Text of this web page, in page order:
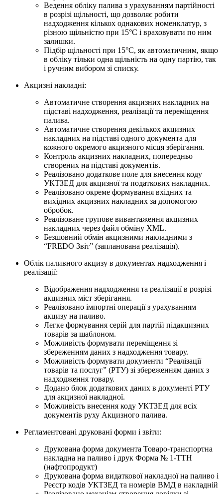
Ведення обліку палива з урахуванням партійності
в розрізі щільності, що дозволяє робити
надходження кількох однакових номенклатур, з
різною щільністю при 15°С і враховувати по ним
залишки.
Підбір щільності при 15°С, як автоматичним, якщо
в обліку тільки одна щільність на одну партію, так
і ручним вибором зі списку.
Акцизні накладні:
Автоматичне створення акцизних накладних на
підставі надходження, реалізації та переміщення
палива.
Автоматичне створення декількох акцизних
накладних на підставі одного документа для
кожного окремого акцизного місця зберігання.
Контроль акцизних накладних, попередньо
створених на підставі документів.
Реалізовано додаткове поле для внесення коду
УКТЗЕД для акцизної та податкових накладних.
Реалізовано окреме формування вхідних та
вихідних акцизних накладних за допомогою
обробок.
Реалізоване групове вивантаження акцизних
накладних через файл обміну XML.
Безшовний обмін акцизними накладними з
“FREDO Звіт” (запланована реалізація).
Облік паливного акцизу в документах надходження і
реалізації:
Відображення надходження та реалізації в розрізі
акцизних міст зберігання.
Реалізовано імпортні операції з урахуванням
акцизу на паливо.
Легке формування серій для партій підакцизних
товарів за шаблоном.
Можливість формувати переміщення зі
збереженням даних з надходження товару.
Можливість формувати документи “Реалізації
товарів та послуг” (РТУ) зі збереженням даних з
надходження товару.
Додано блок додаткових даних в документі РТУ
для акцизної накладної.
Можливість внесення коду УКТЗЕД для всіх
документів руху Акцизного палива.
Регламентовані друковані форми і звіти:
Друкована форма документа Товаро-транспортна
накладна на паливо і друк Форма № 1-ТТН
(нафтопродукт)
Друкована форма видаткової накладної на паливо і
Реєстр кодів УКТЗЕД та номерів ВМД в накладній